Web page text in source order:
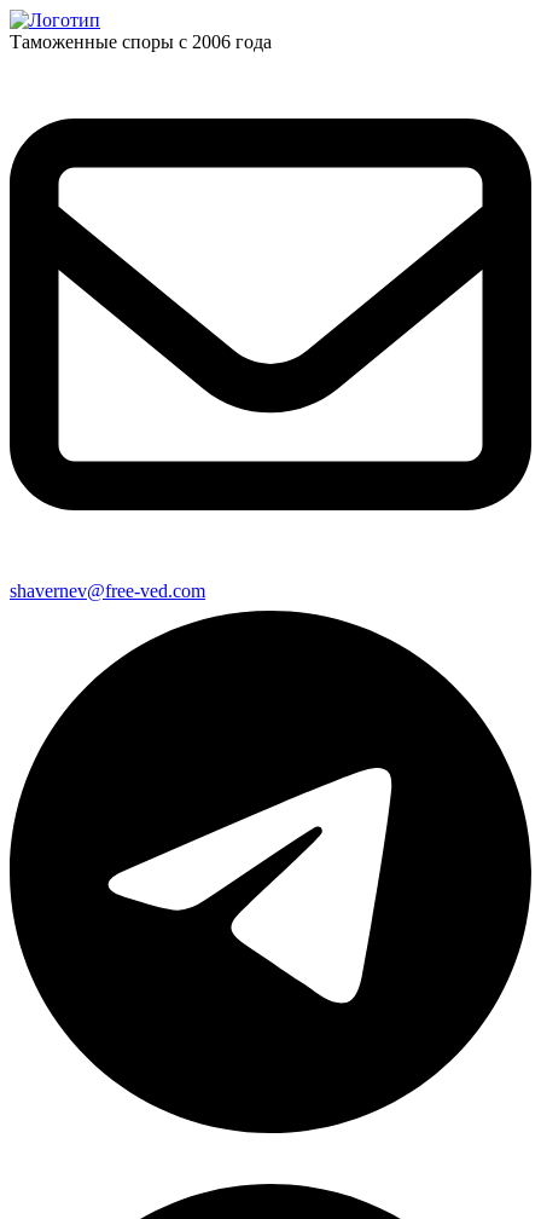
Таможенные споры с 2006 года
shavernev@free-ved.com